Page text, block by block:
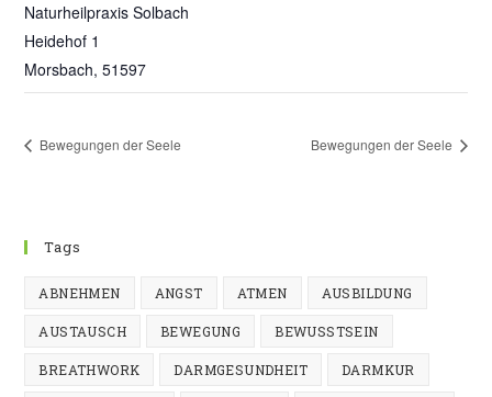
Naturheilpraxis Solbach
Heidehof 1
Morsbach, 51597
Bewegungen der Seele Bewegungen der Seele
Tags
ABNEHMEN ANGST ATMEN AUSBILDUNG
AUSTAUSCH BEWEGUNG BEWUSSTSEIN
BREATHWORK DARMGESUNDHEIT DARMKUR